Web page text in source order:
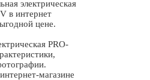
электрическая
в интернет
цене.
PRO-
магазине